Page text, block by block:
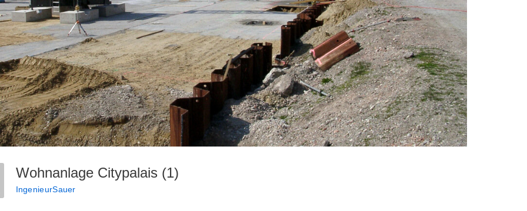
Wohnanlage Citypalais (1)
IngenieurSauer